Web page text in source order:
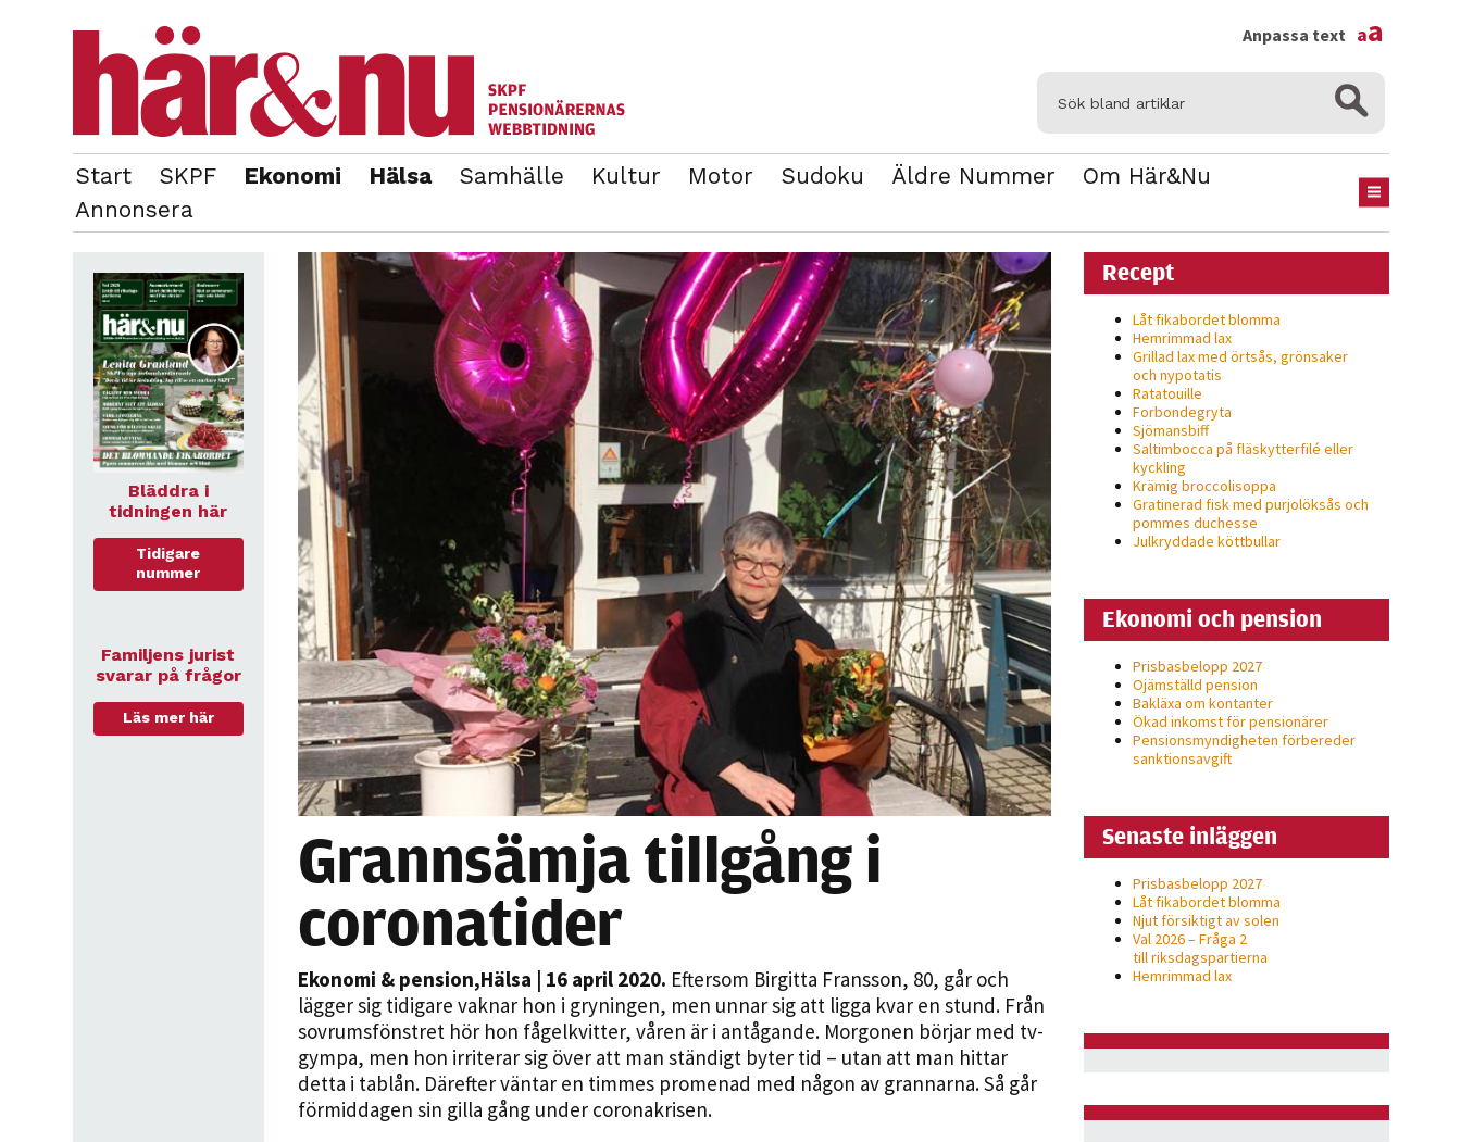
Start SKPF Ekonomi Hälsa Samhälle Kultur Motor Sudoku Äldre Nummer
Om Här&Nu
Annonsera
OM REDAKTIONEN
Anpassa text aa
Grannsämja tillgång i
coronatider
Ekonomi & pension,Hälsa | 16 april 2020. Eftersom Birgitta Fransson, 80, går och
lägger sig tidigare vaknar hon i gryningen, men unnar sig att ligga kvar en stund. Från
sovrumsfönstret hör hon fågelkvitter, våren är i antågande. Morgonen börjar med tv-
gympa, men hon irriterar sig över att man ständigt byter tid – utan att man hittar
detta i tablån. Därefter väntar en timmes promenad med någon av grannarna. Så går
förmiddagen sin gilla gång under coronakrisen.
Bläddra i
tidningen här
Tidigare
nummer
Familjens jurist
svarar på frågor
Läs mer här
Recept
Låt fikabordet blomma
Hemrimmad lax
Grillad lax med örtsås, grönsaker
och nypotatis
Ratatouille
Forbondegryta
Sjömansbiff
Saltimbocca på fläsk­ytterfilé eller
kyckling
Krämig broccolisoppa
Gratinerad fisk med purjolöksås och
pommes duchesse
Julkryddade köttbullar
Ekonomi och pension
Prisbasbelopp 2027
Ojämställd pension
Bakläxa om kontanter
Ökad inkomst för pensionärer
Pensionsmyndigheten förbereder
sanktionsavgift
Senaste inläggen
Prisbasbelopp 2027
Låt fikabordet blomma
Njut försiktigt av solen
Val 2026 – Fråga 2
till riksdagspartierna
Hemrimmad lax
Nödvändiga
Dessa kakor
går inte att
välja bort. De
behövs för
att hemsidan
över huvud
taget ska
Statistik
För att vi ska
kunna
förbättra
hemsidans